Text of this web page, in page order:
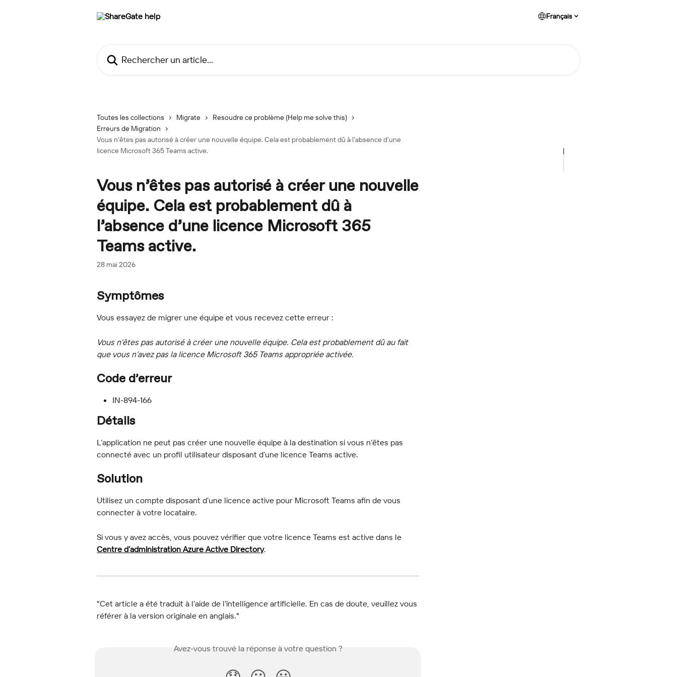
Français
Toutes les collections Migrate
Resoudre ce problème (Help me solve this)
Erreurs de Migration
Vous n’êtes pas autorisé à créer une nouvelle équipe. Cela est probablement dû à l’absence d’une
licence Microsoft 365 Teams active.
Vous n’êtes pas autorisé à créer une nouvelle
équipe. Cela est probablement dû à
l’absence d’une licence Microsoft 365
Teams active.
28 mai 2026
Symptômes
Vous essayez de migrer une équipe et vous recevez cette erreur :
Vous n’êtes pas autorisé à créer une nouvelle équipe. Cela est probablement dû au fait
que vous n’avez pas la licence Microsoft 365 Teams appropriée activée.
Code d’erreur
IN-894-166
Détails
L’application ne peut pas créer une nouvelle équipe à la destination si vous n’êtes pas
connecté avec un profil utilisateur disposant d’une licence Teams active.
Solution
Utilisez un compte disposant d’une licence active pour Microsoft Teams afin de vous
connecter à votre locataire.
Si vous y avez accès, vous pouvez vérifier que votre licence Teams est active dans le
Centre d’administration Azure Active Directory.
"Cet article a été traduit à l’aide de l’intelligence artificielle. En cas de doute, veuillez vous
référer à la version originale en anglais."
Avez-vous trouvé la réponse à votre question ?